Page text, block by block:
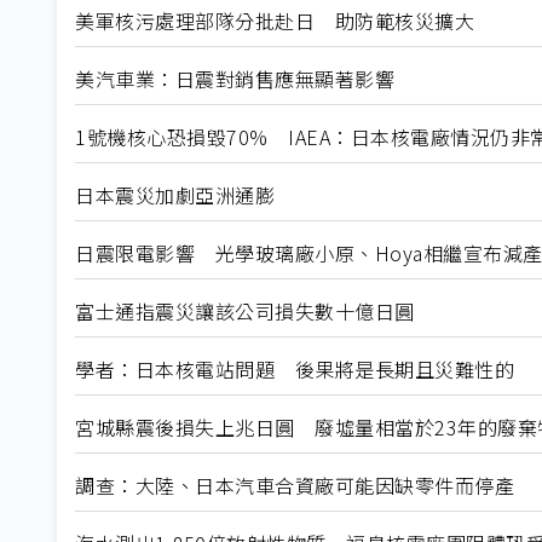
美軍核污處理部隊分批赴日 助防範核災擴大
美汽車業：日震對銷售應無顯著影響
1號機核心恐損毀70% IAEA：日本核電廠情況仍非
日本震災加劇亞洲通膨
日震限電影響 光學玻璃廠小原、Hoya相繼宣布減產
富士通指震災讓該公司損失數十億日圓
學者：日本核電站問題 後果將是長期且災難性的
宮城縣震後損失上兆日圓 廢墟量相當於23年的廢棄
調查：大陸、日本汽車合資廠可能因缺零件而停產